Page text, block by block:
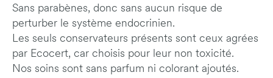
Sans parabènes, donc sans aucun risque de
perturber le système endocrinien.
Les seuls conservateurs présents sont ceux agrées
par Ecocert, car choisis pour leur non toxicité.
Nos soins sont sans parfum ni colorant ajoutés.